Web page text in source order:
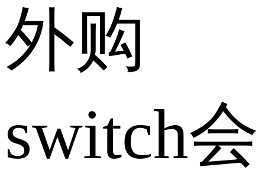
外购
switch会